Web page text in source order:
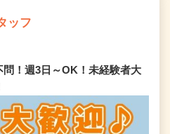
ッフ
！週3日～OK！未経験者大